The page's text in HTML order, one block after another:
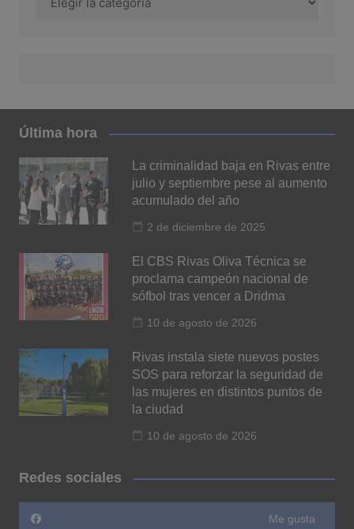
Última hora
La criminalidad baja en Rivas entre
julio y septiembre pese al aumento
acumulado del año
2 de diciembre de 2025
El CBS Rivas Oliva Técnica se
proclama campeón nacional de
sófbol tras vencer a Dridma
10 de agosto de 2026
Rivas instala siete nuevos postes
SOS para reforzar la seguridad de
las mujeres en distintos puntos de
la ciudad
10 de agosto de 2026
Redes sociales
Me gusta